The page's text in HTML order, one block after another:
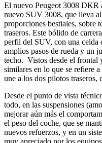
El nuevo Peugeot 3008 DKR
nuevo SUV 3008, que lleva
proporciones bestiales, sobre
traseros. Este bólido de
perfil del SUV, con una celda
amplios pasos de rueda y un
techo. Vistos desde el frontal
similares en lo que se refiere
une a los dos pilotos traseros,
Desde el punto de vista
todo, en las suspensiones
mejorar aún más el
el peso del coche, que se
nuevos refuerzos, y en un
muy apreciado por los